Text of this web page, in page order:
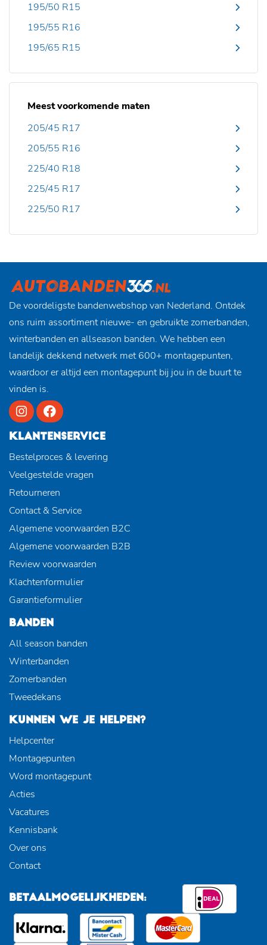
195/50 R15
195/55 R16
195/65 R15
Meest voorkomende maten
205/45 R17
205/55 R16
225/40 R18
225/45 R17
225/50 R17
De voordeligste bandenwebshop van Nederland. Ontdek
ons ruim assortiment nieuwe- en gebruikte zomerbanden,
winterbanden en allseason banden. We hebben een
landelijk dekkend netwerk met 600+ montagepunten,
waardoor er altijd een montagepunt bij jou in de buurt te
vinden is.
KLANTENSERVICE
Bestelproces & levering
Veelgestelde vragen
Retourneren
Contact & Service
Algemene voorwaarden B2C
Algemene voorwaarden B2B
Review voorwaarden
Klachtenformulier
Garantieformulier
BANDEN
All season banden
Winterbanden
Zomerbanden
Tweedekans
KUNNEN WE JE HELPEN?
Helpcenter
Montagepunten
Word montagepunt
Acties
Vacatures
Kennisbank
Over ons
Contact
BETAALMOGELIJKHEDEN: